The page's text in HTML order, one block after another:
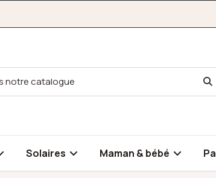
Solaires Maman & bébé